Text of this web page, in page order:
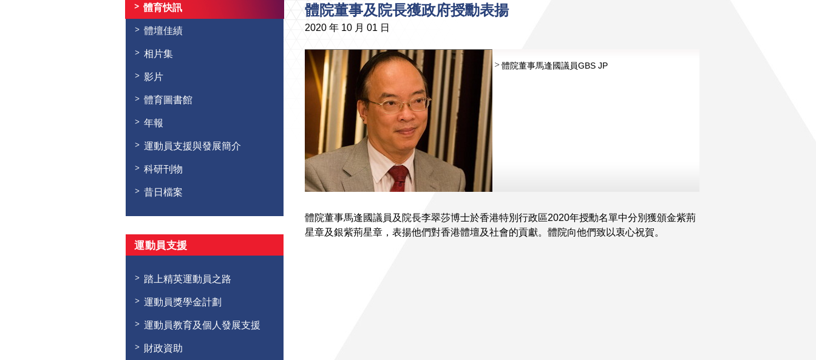
體育快訊
體壇佳績
相片集
影片
體育圖書館
年報
運動員支援與發展簡介
科研刊物
昔日檔案
運動員支援
踏上精英運動員之路
運動員獎學金計劃
運動員教育及個人發展支援
財政資助
體院董事及院長獲政府授勳表揚
2020 年 10 月 01 日
體院董事馬逢國議員GBS JP
體院董事馬逢國議員及院長李翠莎博士於香港特別行政區2020年授勳名單中分別獲頒金紫荊
星章及銀紫荊星章，表揚他們對香港體壇及社會的貢獻。體院向他們致以衷心祝賀。